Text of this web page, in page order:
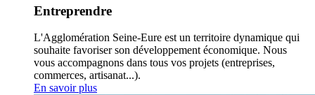
Entreprendre
L'Agglomération Seine-Eure est un territoire dynamique qui
souhaite favoriser son développement économique. Nous
vous accompagnons dans tous vos projets (entreprises,
commerces, artisanat...).
En savoir plus